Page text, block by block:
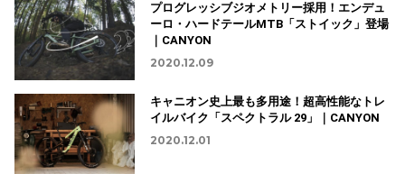
プログレッシブジオメトリー採用！エンデュ
ーロ・ハードテールMTB「ストイック」登場
｜CANYON
2020.12.09
キャニオン史上最も多用途！超高性能なトレ
イルバイク「スペクトラル 29」｜CANYON
2020.12.01